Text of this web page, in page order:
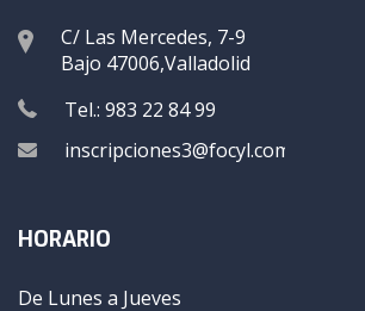
C/ Las Mercedes, 7-9
Bajo 47006,Valladolid
Tel.: 983 22 84 99
inscripciones3@focyl.com
HORARIO
De Lunes a Jueves